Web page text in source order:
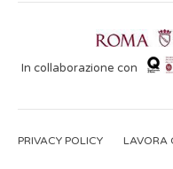
In collaborazione con
PRIVACY POLICY LAVORA